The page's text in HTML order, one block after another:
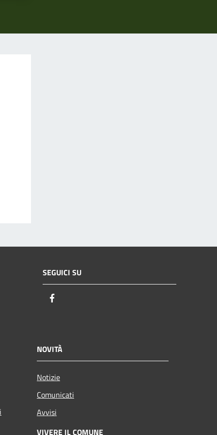
SEGUICI SU
NOVITÀ
Notizie
Comunicati
Avvisi
VIVERE IL COMUNE